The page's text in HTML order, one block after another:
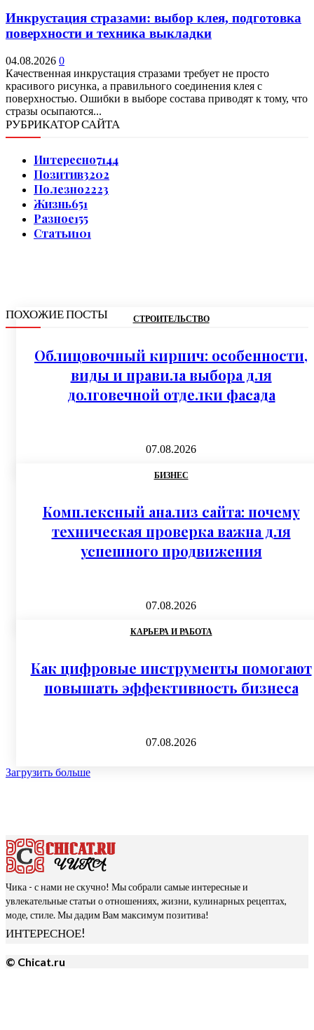
Инкрустация стразами: выбор клея, подготовка
поверхности и техника выкладки
04.08.2026 0
Качественная инкрустация стразами требует не просто
красивого рисунка, а правильного соединения клея с
поверхностью. Ошибки в выборе состава приводят к тому, что
стразы осыпаются...
РУБРИКАТОР САЙТА
Интересно7144
Позитив3202
Полезно2223
Жизнь651
Разное155
Статьи101
ПОХОЖИЕ ПОСТЫ СТРОИТЕЛЬСТВО
Облицовочный кирпич: особенности,
виды и правила выбора для
долговечной отделки фасада
07.08.2026
БИЗНЕС
Комплексный анализ сайта: почему
техническая проверка важна для
успешного продвижения
07.08.2026
КАРЬЕРА И РАБОТА
Как цифровые инструменты помогают
повышать эффективность бизнеса
07.08.2026
Загрузить больше
Чика - с нами не скучно! Мы собрали самые интересные и
увлекательные статьи о отношениях, жизни, кулинарных рецептах,
моде, стиле. Мы дадим Вам максимум позитива!
ИНТЕРЕСНОЕ!
© Chicat.ru